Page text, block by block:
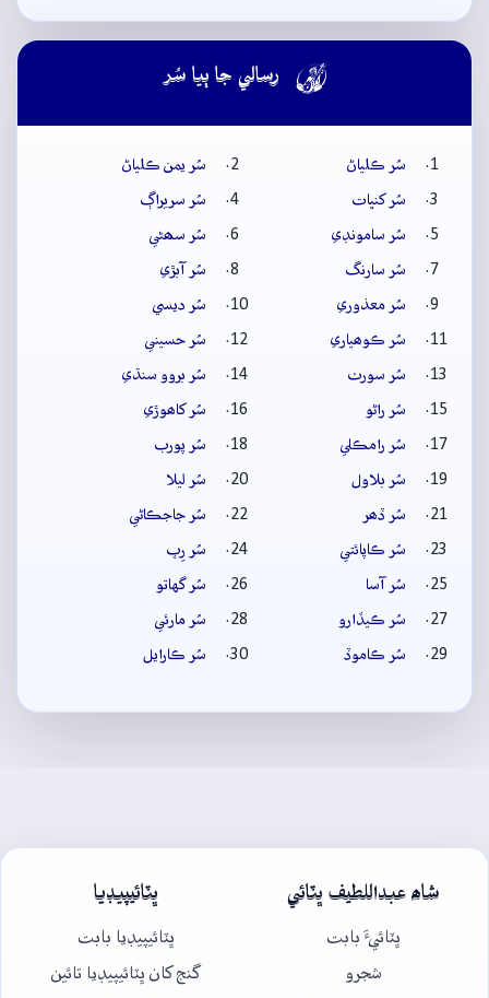
 رسالي جا ٻيا سُر
سُر ڪلياڻ
سُر يمن ڪلياڻ
سُر کنڀات
سُر سريراڳ
سُر سامونڊي
سُر سھڻي
سُر سارنگ
سُر آبڙي
سُر معذوري
سُر ديسي
سُر ڪوھياري
سُر حسيني
سُر سورٺ
سُر بروو سنڌي
سُر راڻو
سُر کاھوڙي
سُر رامڪلي
سُر پورب
سُر بلاول
سُر ليلا
سُر ڏھر
سُر جاجڪاڻي
سُر ڪاپائتي
سُر رِپ
سُر آسا
سُر گهاتو
سُر ڪيڏارو
سُر مارئي
سُر ڪاموڏ
سُر ڪارايل
شاھ عبداللطيف ڀٽائي
ڀٽائيءَ بابت
شجرو
ڀٽائيپيڊيا
ڀٽائيپيڊيا بابت
گنج کان ڀٽائيپيڊيا تائين